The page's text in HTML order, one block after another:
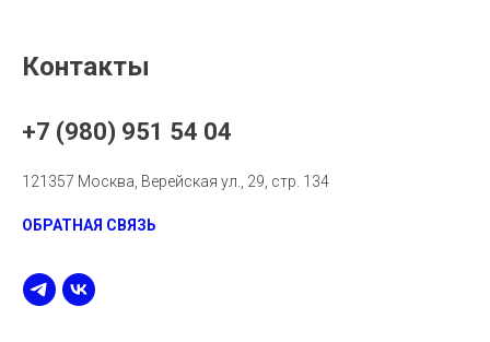
Контакты
+7 (980) 951 54 04
121357 Москва, Верейская ул., 29, стр. 134
ОБРАТНАЯ СВЯЗЬ